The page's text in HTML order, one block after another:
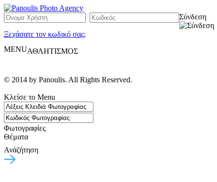
Σύνδεση
Ξεχάσατε τον κωδικό σας;
MENUΑΘΛΗΤΙΣΜΟΣ
© 2014 by Panoulis. All Rights Reserved.
Κλείσε το Menu
Φωτογραφίες
Θέματα
Ανάζήτηση